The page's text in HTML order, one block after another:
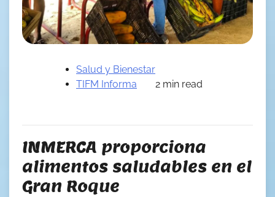
Salud y Bienestar
TIFM Informa
2 min read
INMERCA proporciona
alimentos saludables en el
Gran Roque